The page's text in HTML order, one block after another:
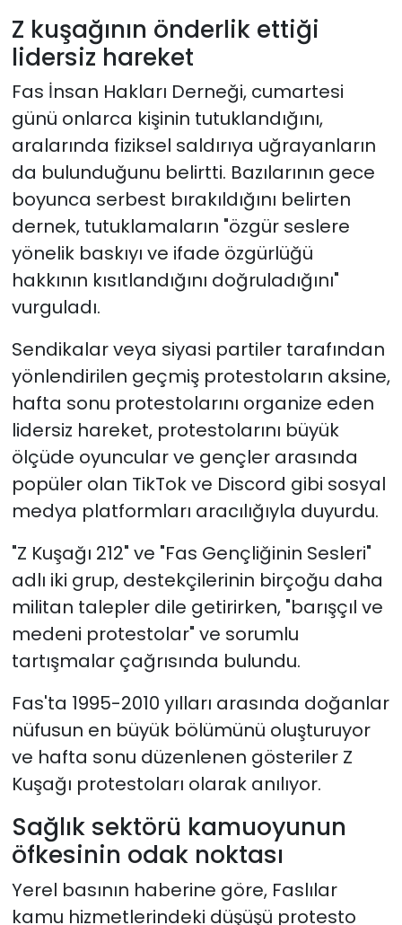
Z kuşağının önderlik ettiği
lidersiz hareket
Fas İnsan Hakları Derneği, cumartesi
günü onlarca kişinin tutuklandığını,
aralarında fiziksel saldırıya uğrayanların
da bulunduğunu belirtti. Bazılarının gece
boyunca serbest bırakıldığını belirten
dernek, tutuklamaların "özgür seslere
yönelik baskıyı ve ifade özgürlüğü
hakkının kısıtlandığını doğruladığını"
vurguladı.
Sendikalar veya siyasi partiler tarafından
yönlendirilen geçmiş protestoların aksine,
hafta sonu protestolarını organize eden
lidersiz hareket, protestolarını büyük
ölçüde oyuncular ve gençler arasında
popüler olan TikTok ve Discord gibi sosyal
medya platformları aracılığıyla duyurdu.
"Z Kuşağı 212" ve "Fas Gençliğinin Sesleri"
adlı iki grup, destekçilerinin birçoğu daha
militan talepler dile getirirken, "barışçıl ve
medeni protestolar" ve sorumlu
tartışmalar çağrısında bulundu.
Fas'ta 1995-2010 yılları arasında doğanlar
nüfusun en büyük bölümünü oluşturuyor
ve hafta sonu düzenlenen gösteriler Z
Kuşağı protestoları olarak anılıyor.
Sağlık sektörü kamuoyunun
öfkesinin odak noktası
Yerel basının haberine göre, Faslılar
kamu hizmetlerindeki düşüşü protesto